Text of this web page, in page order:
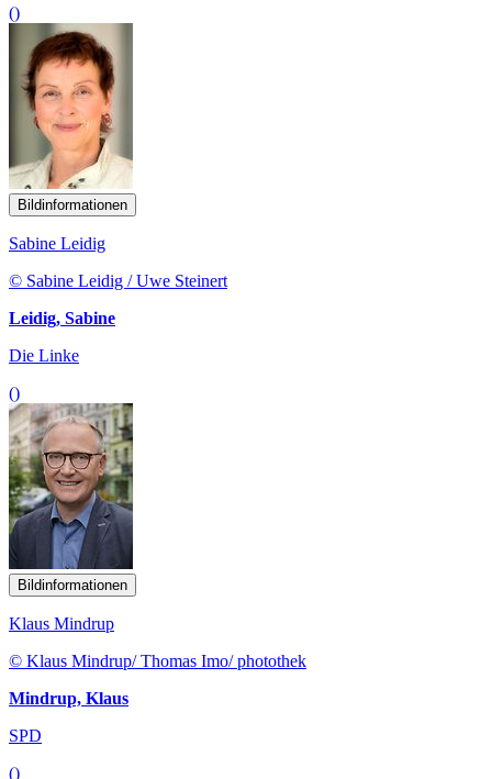
()
Bildinformationen
Sabine Leidig
© Sabine Leidig / Uwe Steinert
Leidig, Sabine
Die Linke
()
Bildinformationen
Klaus Mindrup
© Klaus Mindrup/ Thomas Imo/ photothek
Mindrup, Klaus
SPD
()